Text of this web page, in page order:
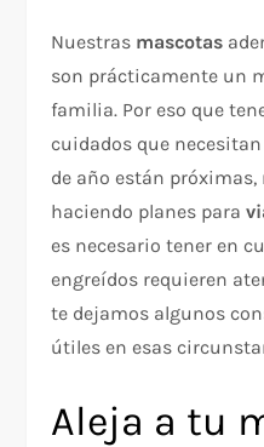
Nuestras mascotas
son prácticamente un
familia. Por eso que
cuidados que
de año están
haciendo planes para
es necesario tener en
engreídos requieren
te dejamos algunos
útiles en esas
Aleja a tu